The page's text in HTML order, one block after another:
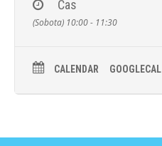
Čas
(Sobota) 10:00 - 11:30
CALENDAR GOOGLECAL